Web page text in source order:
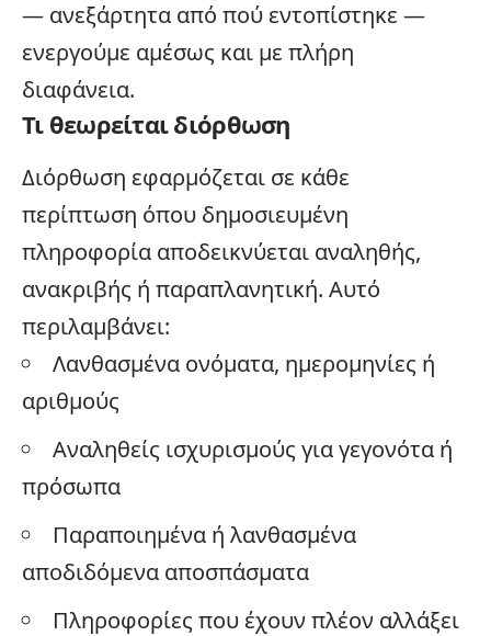
— ανεξάρτητα από πού εντοπίστηκε —
ενεργούμε αμέσως και με πλήρη
διαφάνεια.
Τι θεωρείται διόρθωση
Διόρθωση εφαρμόζεται σε κάθε
περίπτωση όπου δημοσιευμένη
πληροφορία αποδεικνύεται αναληθής,
ανακριβής ή παραπλανητική. Αυτό
περιλαμβάνει:
Λανθασμένα ονόματα, ημερομηνίες ή
αριθμούς
Αναληθείς ισχυρισμούς για γεγονότα ή
πρόσωπα
Παραποιημένα ή λανθασμένα
αποδιδόμενα αποσπάσματα
Πληροφορίες που έχουν πλέον αλλάξει